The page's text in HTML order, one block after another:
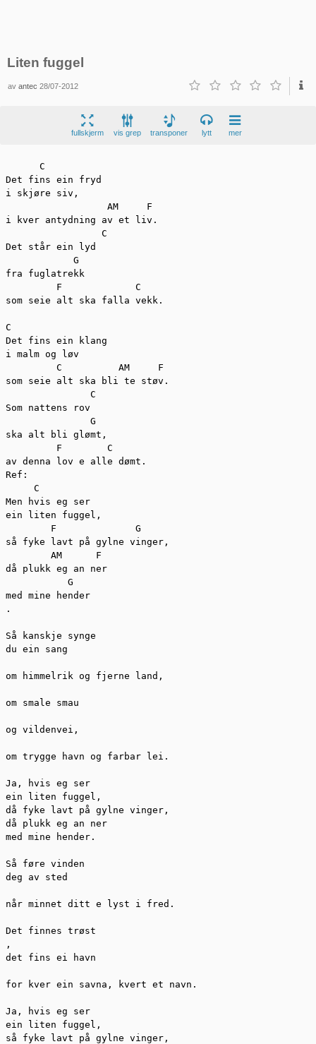
Liten fuggel
avantec 28/07-2012
fullskjerm vis grep transponer lytt mer
      C
Det fins ein fryd
i skjøre siv,
                  AM     F
i kver antydning av et liv.
                 C
Det står ein lyd
            G
fra fuglatrekk
         F             C
som seie alt ska falla vekk.
C
Det fins ein klang
i malm og løv
         C          AM     F
som seie alt ska bli te støv.
               C
Som nattens rov
               G
ska alt bli glømt,
         F        C
av denna lov e alle dømt.
Ref:
     C
Men hvis eg ser
ein liten fuggel,
        F              G
så fyke lavt på gylne vinger,
        AM      F
då plukk eg an ner
           G
med mine hender
.
Så kanskje synge
du ein sang
om himmelrik og fjerne land,
om smale smau
og vildenvei,
om trygge havn og farbar lei.
Ja, hvis eg ser
ein liten fuggel,
då fyke lavt på gylne vinger,
då plukk eg an ner
med mine hender.
Så føre vinden
deg av sted
når minnet ditt e lyst i fred.
Det finnes trøst
,
det fins ei havn
for kver ein savna, kvert et navn.
Ja, hvis eg ser
ein liten fuggel,
så fyke lavt på gylne vinger,